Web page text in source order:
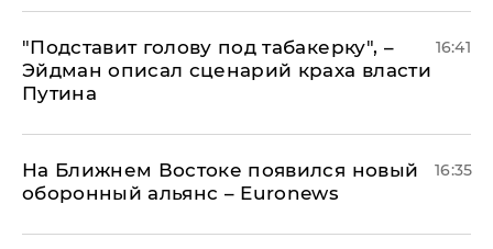
​"Подставит голову под табакерку", –
Эйдман описал сценарий краха власти
Путина
16:41
На Ближнем Востоке появился новый
оборонный альянс – Euronews
16:35